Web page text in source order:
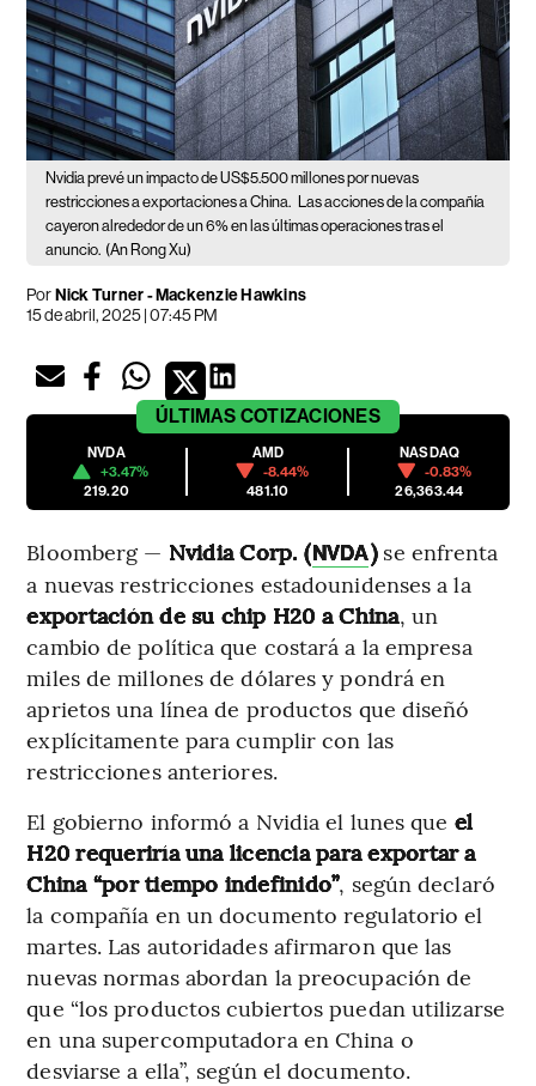
Nvidia prevé un impacto de US$5.500 millones por nuevas
restricciones a exportaciones a China.
Las acciones de la compañía
cayeron alrededor de un 6% en las últimas operaciones tras el
anuncio. (An Rong Xu)
PorNick Turner - Mackenzie Hawkins
15 de abril, 2025 | 07:45 PM
ÚLTIMAS COTIZACIONES
NVDA
+3.47%
219.20
AMD
-8.44%
481.10
NASDAQ
-0.83%
26,363.44
Bloomberg — Nvidia Corp. (NVDA) se enfrenta
a nuevas restricciones estadounidenses a la
exportación de su chip H20 a China, un
cambio de política que costará a la empresa
miles de millones de dólares y pondrá en
aprietos una línea de productos que diseñó
explícitamente para cumplir con las
restricciones anteriores.
El gobierno informó a Nvidia el lunes que el
H20 requeriría una licencia para exportar a
China “por tiempo indefinido”, según declaró
la compañía en un documento regulatorio el
martes. Las autoridades afirmaron que las
nuevas normas abordan la preocupación de
que “los productos cubiertos puedan utilizarse
en una supercomputadora en China o
desviarse a ella”, según el documento.